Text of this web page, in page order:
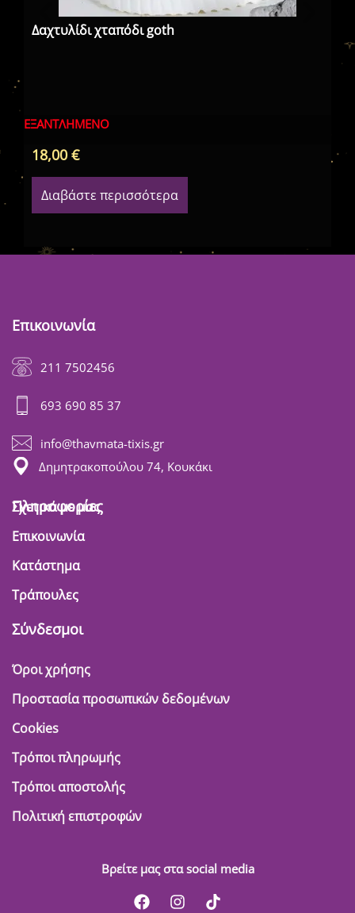
Δαχτυλίδι χταπόδι goth
ΕΞΑΝΤΛΗΜΈΝΟ
18,00€
Διαβάστε περισσότερα
Επικοινωνία
211 7502456
693 690 85 37
info@thavmata-tixis.gr
Δημητρακοπούλου 74, Κουκάκι
Πληροφορίες
Σχετικά με μας
Επικοινωνία
Κατάστημα
Τράπουλες
Σύνδεσμοι
Όροι χρήσης
Προστασία προσωπικών δεδομένων
Cookies
Τρόποι πληρωμής
Τρόποι αποστολής
Πολιτική επιστροφών
Βρείτε μας στα social media